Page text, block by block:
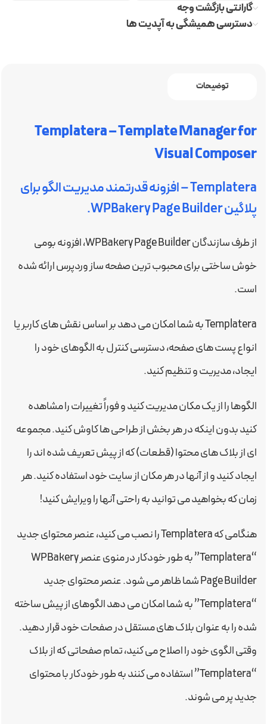
گارانتی بازگشت وجه
دسترسی همیشگی به آپدیت ها
توضیحات
Templatera – Template Manager for
Visual Composer
Templatera – افزونه قدرتمند مدیریت الگو برای
پلاگین WPBakery Page Builder.
از طرف سازندگان WPBakery Page Builder، افزونه بومی
خوش ساختی برای محبوب ترین صفحه ساز وردپرس ارائه شده
است.
Templatera به شما امکان می دهد بر اساس نقش های کاربر یا
انواع پست های صفحه، دسترسی کنترل به الگوهای خود را
ایجاد، مدیریت و تنظیم کنید.
الگوها را از یک مکان مدیریت کنید و فوراً تغییرات را مشاهده
کنید بدون اینکه در هر بخش از طراحی ها کاوش کنید. مجموعه
ای از بلاک های محتوا (قطعات) که از پیش تعریف شده اند را
ایجاد کنید و از آنها در هر مکان از سایت خود استفاده کنید. هر
زمان که بخواهید می توانید به راحتی آنها را ویرایش کنید!
هنگامی که Templatera را نصب می کنید، عنصر محتوای جدید
“Templatera” به طور خودکار در منوی عنصر WPBakery
Page Builder شما ظاهر می شود. عنصر محتوای جدید
“Templatera” به شما امکان می دهد الگوهای از پیش ساخته
شده را به عنوان بلاک های مستقل در صفحات خود قرار دهید.
وقتی الگوی خود را اصلاح می کنید، تمام صفحاتی که از بلاک
“Templatera” استفاده می کنند به طور خودکار با محتوای
جدید پر می شوند.